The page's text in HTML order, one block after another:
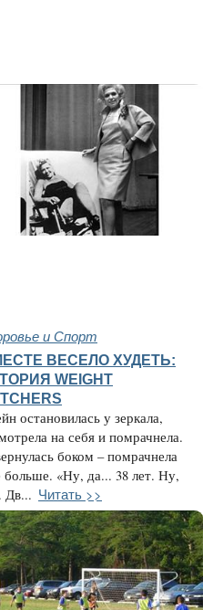
и Спорт
ВЕСЕЛО ХУДЕТЬ:
WEIGHT
остановилась у зеркала,
на себя и помрачнела.
боком – помрачнела
«Ну, да... 38 лет. Ну,
Дв... Читать >>